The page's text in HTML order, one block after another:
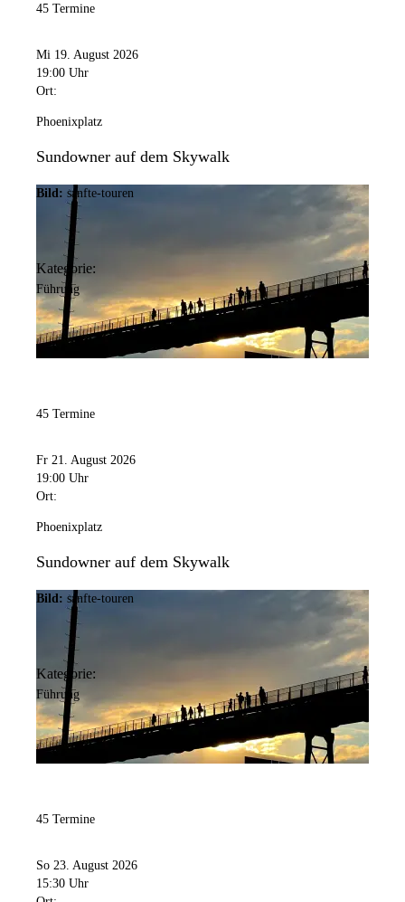
45 Termine
Mi 19. August 2026
19:00 Uhr
Ort:
Phoenixplatz
Sundowner auf dem Skywalk
Bild: sanfte-touren
Kategorie:
Führung
45 Termine
Fr 21. August 2026
19:00 Uhr
Ort:
Phoenixplatz
Sundowner auf dem Skywalk
Bild: sanfte-touren
Kategorie:
Führung
45 Termine
So 23. August 2026
15:30 Uhr